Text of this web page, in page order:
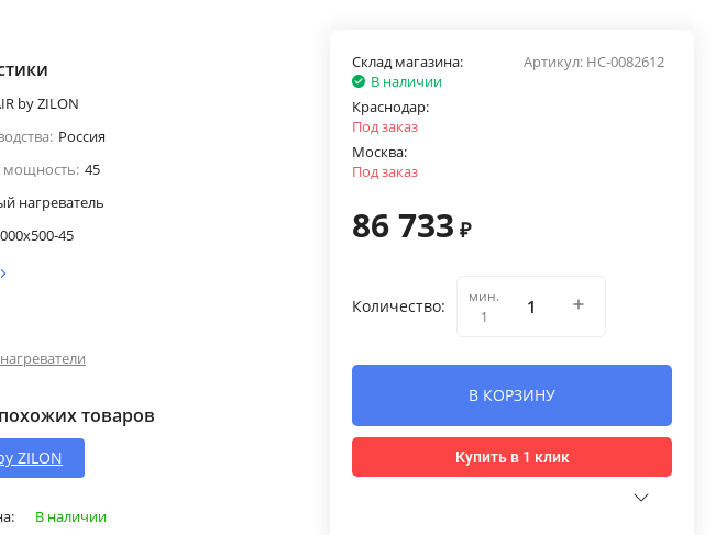
by ZILON
Россия
мощность: 45
нагреватель
45
товаров
ZILON
В наличии
Артикул: НС-0082612
Склад магазина:
В наличии
Краснодар:
Под заказ
Москва:
Под заказ
86 733 ₽
Количество:
мин.
1
В КОРЗИНУ
Купить в 1 клик